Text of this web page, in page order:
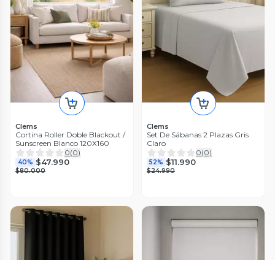
Clems
Cortina Roller Doble Blackout /
Sunscreen Blanco 120X160
0(0)
40% $47.990
$80.000
Clems
Set De Sábanas 2 Plazas Gris
Claro
0(0)
52% $11.990
$24.990